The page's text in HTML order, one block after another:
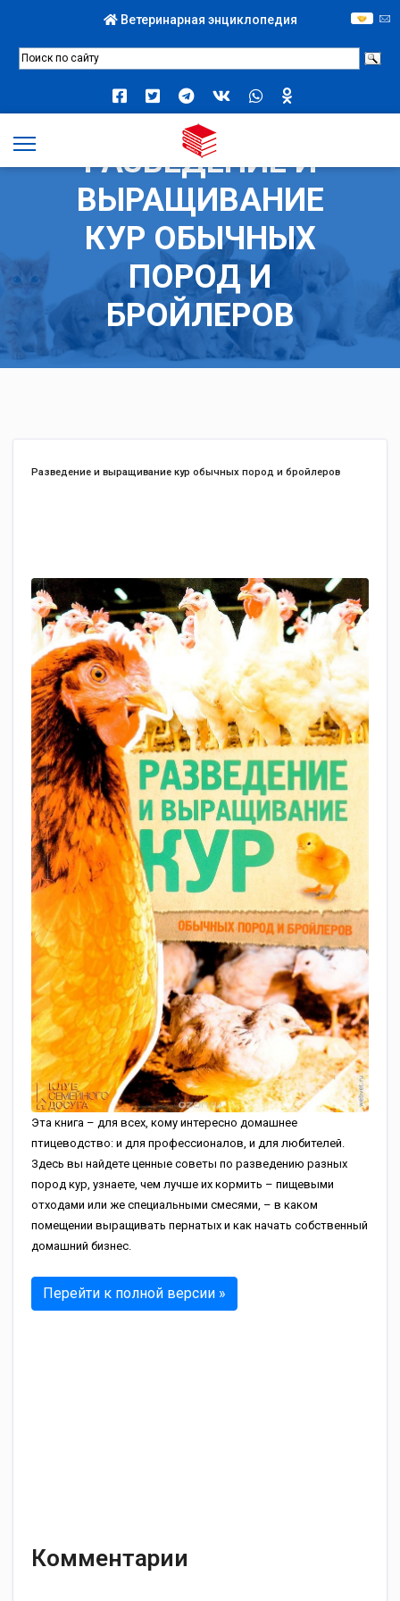
Ветеринарная энциклопедия
РАЗВЕДЕНИЕ И
ВЫРАЩИВАНИЕ
КУР ОБЫЧНЫХ
ПОРОД И
БРОЙЛЕРОВ
Разведение и выращивание кур обычных пород и бройлеров
Эта книга – для всех, кому интересно домашнее
птицеводство: и для профессионалов, и для любителей.
Здесь вы найдете ценные советы по разведению разных
пород кур, узнаете, чем лучше их кормить – пищевыми
отходами или же специальными смесями, – в каком
помещении выращивать пернатых и как начать собственный
домашний бизнес.
Перейти к полной версии »
Комментарии